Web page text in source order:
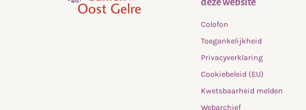
Colofon
Toegankelijkheid
Privacyverklaring
Cookiebeleid (EU)
Kwetsbaarheid melden
Webarchief